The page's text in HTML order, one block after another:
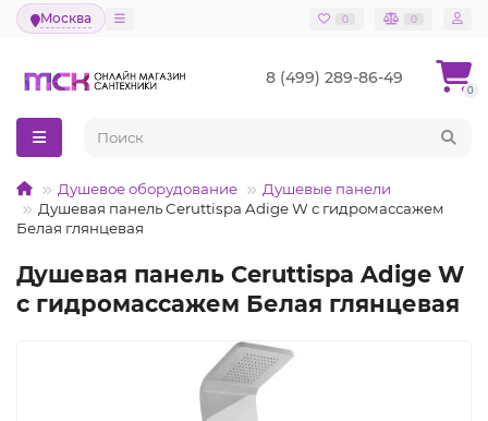
Москва 0 0
8 (499) 289-86-49
0
Душевое оборудование
Душевые панели
Душевая панель Ceruttispa Adige W с гидромассажем
Белая глянцевая
Душевая панель Ceruttispa Adige W
с гидромассажем Белая глянцевая